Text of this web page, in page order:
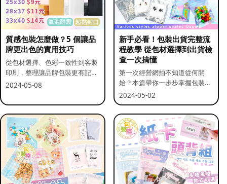
質感包裝怎麼做？5 個讓品
牌更出色的實用技巧
從包材選擇、色彩一致性到客製
印刷，整理讓品牌包裝更有記憶
點的實用做法。
2024-05-08
新手必看！包裝出貨完整流
程教學 從包材選擇到出貨檢
查一次搞懂
第一次經營網拍不知道從何開
始？本篇帶你一步步掌握包裝流
程與出貨前檢查重點。
2024-05-02